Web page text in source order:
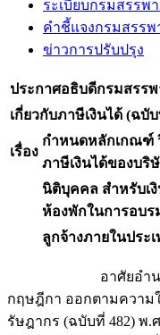
ระเบียบกรมสรรพ
คำชี้แจงกรมสรรพ
ข่าวการปรับปรุง
ประกาศอธิบดีกรมสรร
เกี่ยวกับภาษีเงินได้ (ฉบับ
เรื่อง
กำหนดหลักเกณฑ์
ภาษีเงินได้ของบ
นิติบุคคล สำหรับเ
ห้องพักในการอบ
ลูกจ้างภายในประ
อาศัยอำนาจตาม
กฤษฎีกา ออกตามความ
รัษฎากร (ฉบับที่ 482) พ.